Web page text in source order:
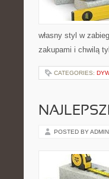
własny styl w
zakupami i chwilą
CATEGORIES:
POSTED BY ADMIN